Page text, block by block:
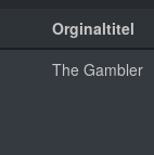
Orginaltitel
The Gambler